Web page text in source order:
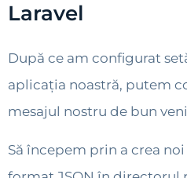
Laravel
După ce am configurat
aplicația noastră, putem
mesajul nostru de bun
Să începem prin a crea